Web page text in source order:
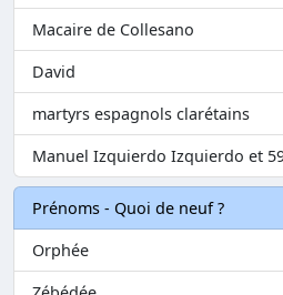
Macaire de Collesano
David
martyrs espagnols clarétains
Manuel Izquierdo Izquierdo et
Prénoms - Quoi de neuf ?
Orphée